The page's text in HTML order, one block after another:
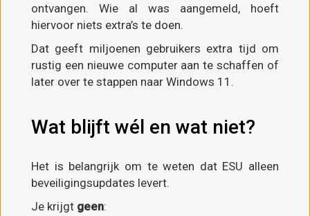
ontvangen. Wie al was aangemeld, hoeft
hiervoor niets extra’s te doen.
Dat geeft miljoenen gebruikers extra tijd om
rustig een nieuwe computer aan te schaffen of
later over te stappen naar Windows 11.
Wat blijft wél en wat niet?
Het is belangrijk om te weten dat ESU alleen
beveiligingsupdates levert.
Je krijgt geen: